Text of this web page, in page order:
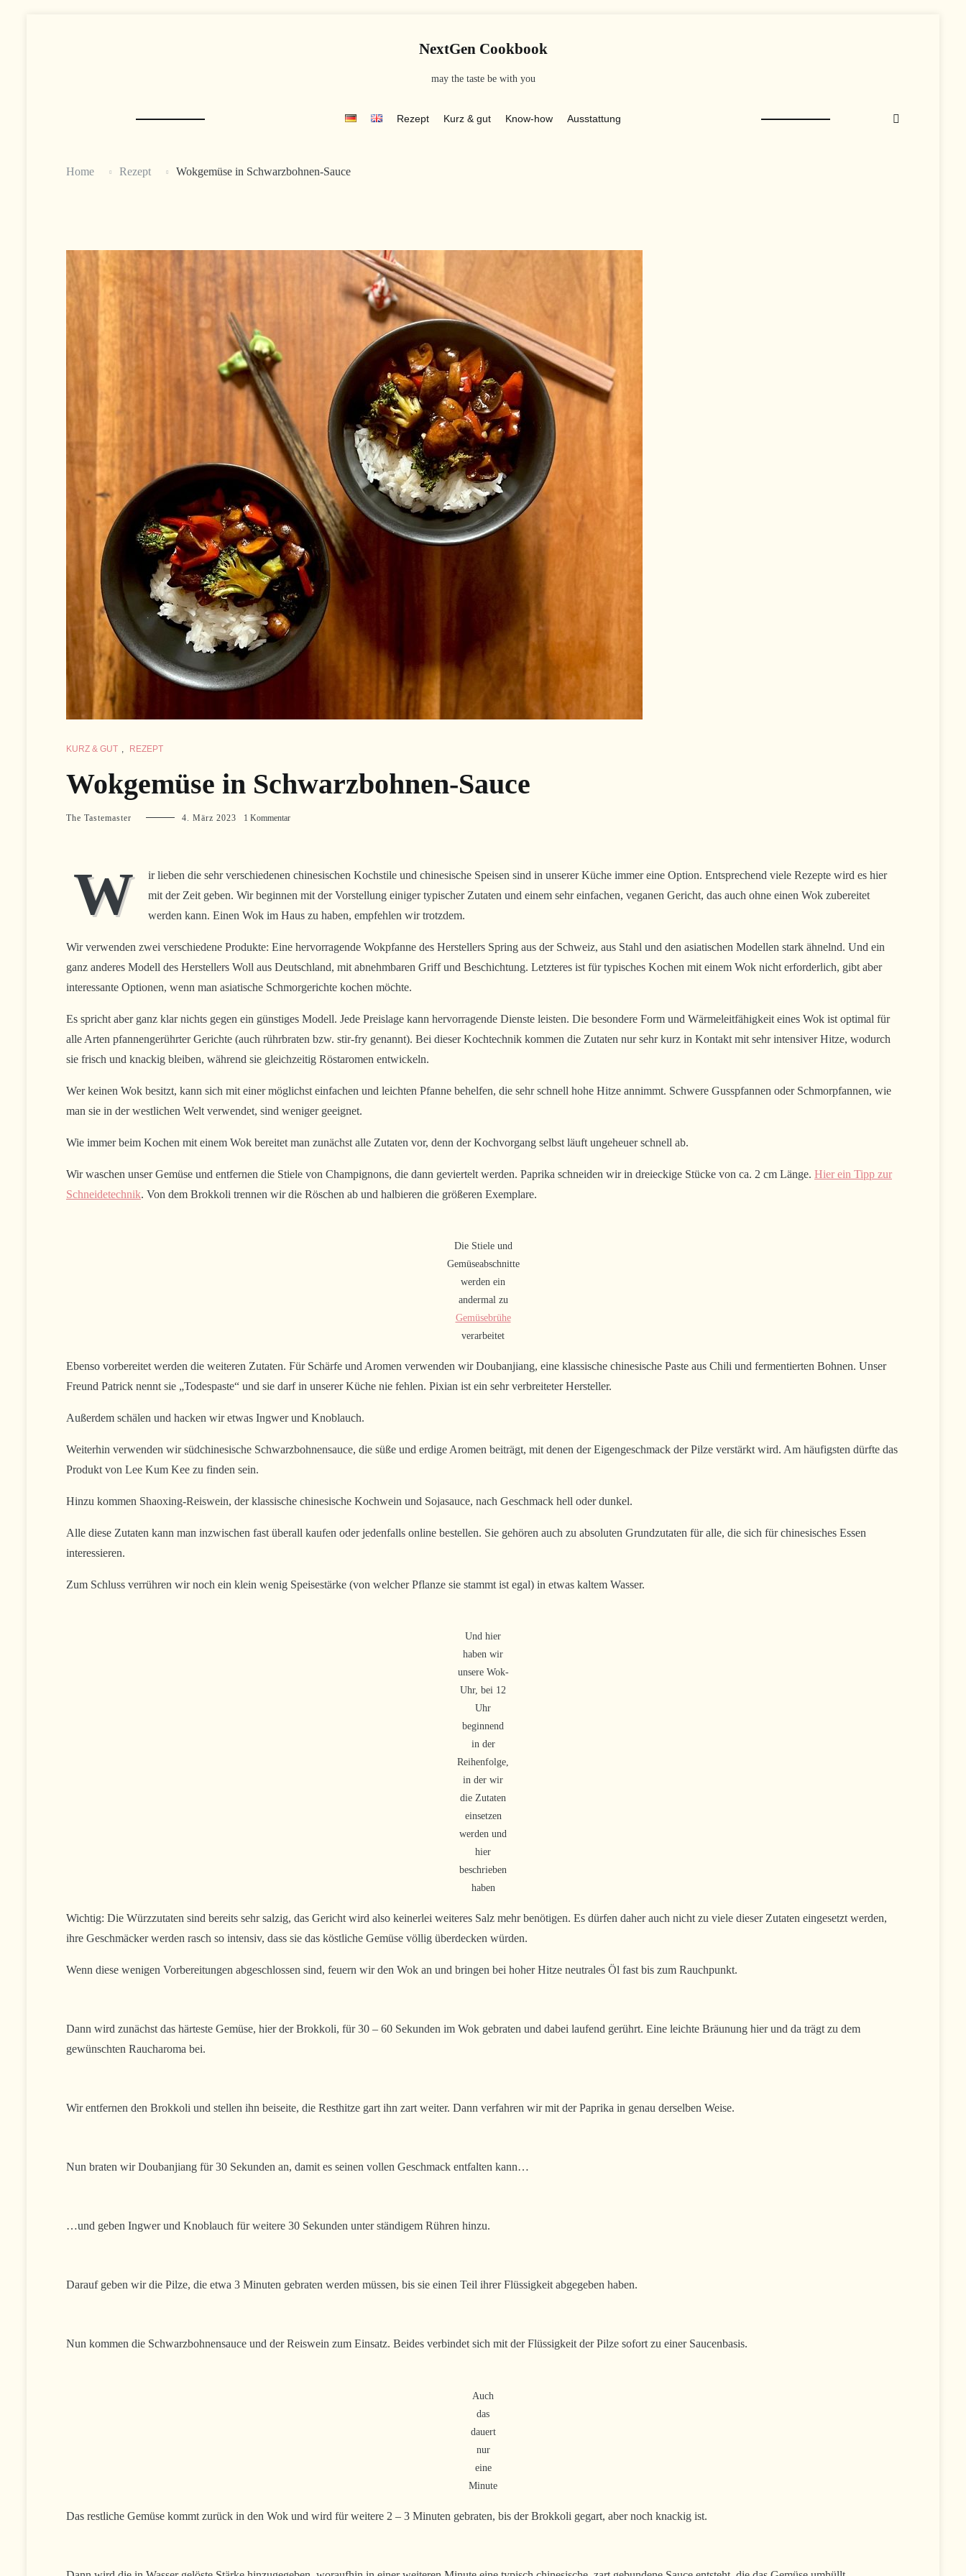
NextGen Cookbook
may the taste be with you
Rezept Kurz & gut Know-how Ausstattung
Home Rezept Wokgemüse in Schwarzbohnen-Sauce
KURZ & GUT , REZEPT
Wokgemüse in Schwarzbohnen-Sauce
The Tastemaster 4. März 2023 1 Kommentarzu
Sauce
W
ir lieben die sehr verschiedenen chinesischen Kochstile und chinesische Speisen sind in unserer Küche immer eine Option. Entsprechend viele Rezepte wird es hier
mit der Zeit geben. Wir beginnen mit der Vorstellung einiger typischer Zutaten und einem sehr einfachen, veganen Gericht, das auch ohne einen Wok zubereitet
werden kann. Einen Wok im Haus zu haben, empfehlen wir trotzdem.
Wir verwenden zwei verschiedene Produkte: Eine hervorragende Wokpfanne des Herstellers Spring aus der Schweiz, aus Stahl und den asiatischen Modellen stark ähnelnd. Und ein
ganz anderes Modell des Herstellers Woll aus Deutschland, mit abnehmbaren Griff und Beschichtung. Letzteres ist für typisches Kochen mit einem Wok nicht erforderlich, gibt aber
interessante Optionen, wenn man asiatische Schmorgerichte kochen möchte.
Es spricht aber ganz klar nichts gegen ein günstiges Modell. Jede Preislage kann hervorragende Dienste leisten. Die besondere Form und Wärmeleitfähigkeit eines Wok ist optimal für
alle Arten pfannengerührter Gerichte (auch rührbraten bzw. stir-fry genannt). Bei dieser Kochtechnik kommen die Zutaten nur sehr kurz in Kontakt mit sehr intensiver Hitze, wodurch
sie frisch und knackig bleiben, während sie gleichzeitig Röstaromen entwickeln.
Wer keinen Wok besitzt, kann sich mit einer möglichst einfachen und leichten Pfanne behelfen, die sehr schnell hohe Hitze annimmt. Schwere Gusspfannen oder Schmorpfannen, wie
man sie in der westlichen Welt verwendet, sind weniger geeignet.
Wie immer beim Kochen mit einem Wok bereitet man zunächst alle Zutaten vor, denn der Kochvorgang selbst läuft ungeheuer schnell ab.
Wir waschen unser Gemüse und entfernen die Stiele von Champignons, die dann geviertelt werden. Paprika schneiden wir in dreieckige Stücke von ca. 2 cm Länge. Hier ein Tipp zur
Schneidetechnik. Von dem Brokkoli trennen wir die Röschen ab und halbieren die größeren Exemplare.
Die Stiele und
Gemüseabschnitte
werden ein
andermal zu
Gemüsebrühe
verarbeitet
Ebenso vorbereitet werden die weiteren Zutaten. Für Schärfe und Aromen verwenden wir Doubanjiang, eine klassische chinesische Paste aus Chili und fermentierten Bohnen. Unser
Freund Patrick nennt sie „Todespaste“ und sie darf in unserer Küche nie fehlen. Pixian ist ein sehr verbreiteter Hersteller.
Außerdem schälen und hacken wir etwas Ingwer und Knoblauch.
Weiterhin verwenden wir südchinesische Schwarzbohnensauce, die süße und erdige Aromen beiträgt, mit denen der Eigengeschmack der Pilze verstärkt wird. Am häufigsten dürfte das
Produkt von Lee Kum Kee zu finden sein.
Hinzu kommen Shaoxing-Reiswein, der klassische chinesische Kochwein und Sojasauce, nach Geschmack hell oder dunkel.
Alle diese Zutaten kann man inzwischen fast überall kaufen oder jedenfalls online bestellen. Sie gehören auch zu absoluten Grundzutaten für alle, die sich für chinesisches Essen
interessieren.
Zum Schluss verrühren wir noch ein klein wenig Speisestärke (von welcher Pflanze sie stammt ist egal) in etwas kaltem Wasser.
Und hier
haben wir
unsere Wok-
Uhr, bei 12
Uhr
beginnend
in der
Reihenfolge,
in der wir
die Zutaten
einsetzen
werden und
hier
beschrieben
haben
Wichtig: Die Würzzutaten sind bereits sehr salzig, das Gericht wird also keinerlei weiteres Salz mehr benötigen. Es dürfen daher auch nicht zu viele dieser Zutaten eingesetzt werden,
ihre Geschmäcker werden rasch so intensiv, dass sie das köstliche Gemüse völlig überdecken würden.
Wenn diese wenigen Vorbereitungen abgeschlossen sind, feuern wir den Wok an und bringen bei hoher Hitze neutrales Öl fast bis zum Rauchpunkt.
Dann wird zunächst das härteste Gemüse, hier der Brokkoli, für 30 – 60 Sekunden im Wok gebraten und dabei laufend gerührt. Eine leichte Bräunung hier und da trägt zu dem
gewünschten Raucharoma bei.
Wir entfernen den Brokkoli und stellen ihn beiseite, die Resthitze gart ihn zart weiter. Dann verfahren wir mit der Paprika in genau derselben Weise.
Nun braten wir Doubanjiang für 30 Sekunden an, damit es seinen vollen Geschmack entfalten kann…
…und geben Ingwer und Knoblauch für weitere 30 Sekunden unter ständigem Rühren hinzu.
Darauf geben wir die Pilze, die etwa 3 Minuten gebraten werden müssen, bis sie einen Teil ihrer Flüssigkeit abgegeben haben.
Nun kommen die Schwarzbohnensauce und der Reiswein zum Einsatz. Beides verbindet sich mit der Flüssigkeit der Pilze sofort zu einer Saucenbasis.
Auch
das
dauert
nur
eine
Minute
Das restliche Gemüse kommt zurück in den Wok und wird für weitere 2 – 3 Minuten gebraten, bis der Brokkoli gegart, aber noch knackig ist.